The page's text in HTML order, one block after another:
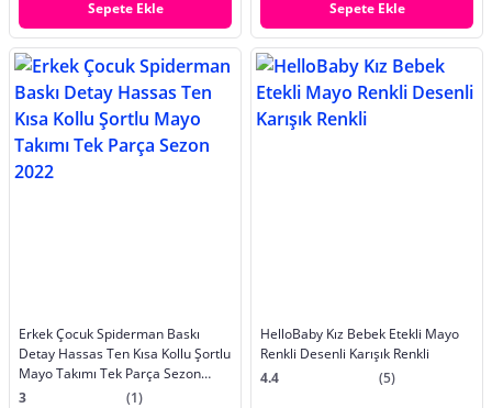
Sepete Ekle
Sepete Ekle
Erkek Çocuk Spiderman Baskı
Detay Hassas Ten Kısa Kollu Şortlu
Mayo Takımı Tek Parça Sezon
2022
3 (1)
HelloBaby Kız Bebek Etekli Mayo
Renkli Desenli Karışık Renkli
4.4
(5)